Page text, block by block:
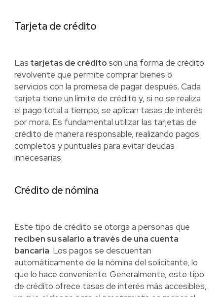
Tarjeta de crédito
Las tarjetas de créditoson una forma de crédito
revolvente que permite comprar bienes o
servicios con la promesa de pagar después. Cada
tarjeta tiene un límite de crédito y, si no se realiza
el pago total a tiempo, se aplican tasas de interés
por mora. Es fundamental utilizar las tarjetas de
crédito de manera responsable, realizando pagos
completos y puntuales para evitar deudas
innecesarias.
Crédito de nómina
Este tipo de crédito se otorga a personas que
reciben su salario a través de una cuenta
bancaria. Los pagos se descuentan
automáticamente de la nómina del solicitante, lo
que lo hace conveniente. Generalmente, este tipo
de crédito ofrece tasas de interés más accesibles,